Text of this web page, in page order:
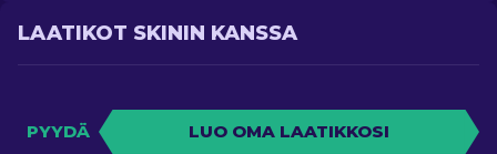
LAATIKOT SKININ KANSSA
PYYDÄ LUO OMA LAATIKKOSI